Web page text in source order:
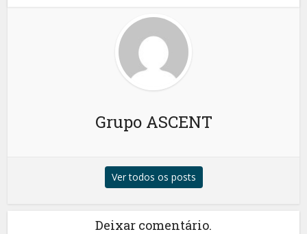
Grupo ASCENT
Ver todos os posts
Deixar comentário.